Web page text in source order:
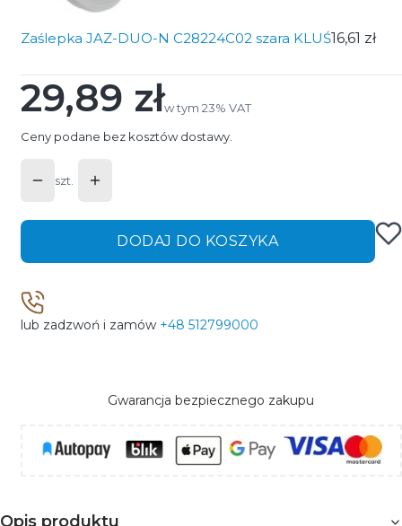
Zaślepka JAZ-DUO-N C28224C02 szara KLUŚ16,61 zł
Cena
29,89 złw tym 23% VAT
w tym 23% VAT
Ceny podane bez kosztów dostawy.
szt.
DODAJ DO KOSZYKA
lub zadzwoń i zamów +48 512799000
Gwarancja bezpiecznego zakupu
Opis produktu